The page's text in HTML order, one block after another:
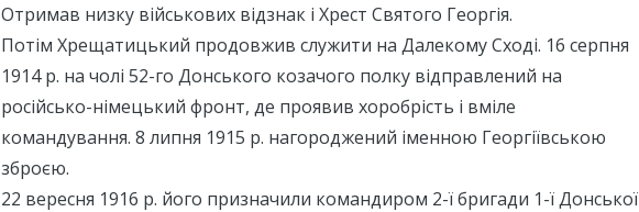
Отримав низку військових відзнак і Хрест Святого Георгія.
Потім Хрещатицький продовжив служити на Далекому Сході. 16 серпня
1914 р. на чолі 52-го Донського козачого полку відправлений на
російсько-німецький фронт, де проявив хоробрість і вміле
командування. 8 липня 1915 р. нагороджений іменною Георгіївською
зброєю.
22 вересня 1916 р. його призначили командиром 2-ї бригади 1-ї Донської